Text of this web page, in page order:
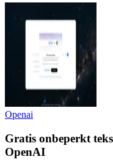
Openai
Gratis onbeperkt
OpenAI